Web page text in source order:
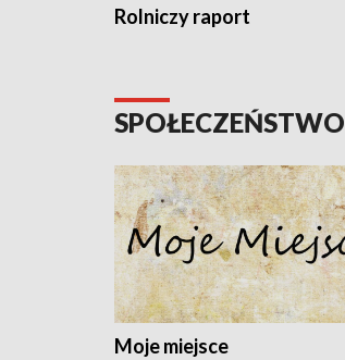
Rolniczy raport
SPOŁECZEŃSTWO
Moje miejsce